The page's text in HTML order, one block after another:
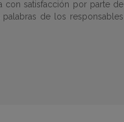
con satisfacción por parte de
de los responsables